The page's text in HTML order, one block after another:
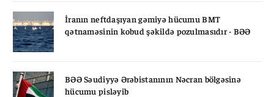
İranın neftdaşıyan gəmiyə hücumu BMT
qətnaməsinin kobud şəkildə pozulmasıdır - BƏƏ
BƏƏ Səudiyyə Ərəbistanının Nəcran bölgəsinə
hücumu pisləyib